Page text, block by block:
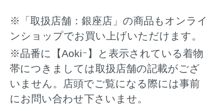
※「取扱店舗：銀座店」の商品もオンライ
ンショップでお買い上げいただけます。
※品番に【Aokiｰ】と表示されている着物
帯につきましては取扱店舗の記載がござ
いません。店頭でご覧になる際には事前
にお問い合わせ下さいませ。